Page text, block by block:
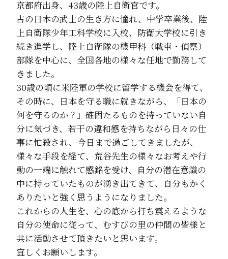
京都府出身、43歳の陸上自衛官です。
古の日本の武士の生き方に憧れ、中学卒業後、陸
上自衛隊少年工科学校に入校、防衛大学校に引き
続き進学し、陸上自衛隊の機甲科（戦車・偵察）
部隊を中心に、全国各地の様々な任地で勤務して
きました。
30歳の頃に米陸軍の学校に留学する機会を得て、
その時に、日本を守る職に就きながら、「日本の
何を守るのか？」確固たるものを持っていない自
分に気づき、若干の違和感を持ちながら日々の仕
事に忙殺され、今日まで過ごしてきましたが、
様々な手段を経て、荒谷先生の様々なお考えや行
動の一端に触れて感銘を受け、自分の潜在意識の
中に持っていたものが湧き出てきて、自分もかく
ありたいと強く思うようになりました。
これからの人生を、心の底から打ち震えるような
自分の使命に従って、むすびの里の仲間の皆様と
共に活動させて頂きたいと思います。
宜しくお願いします。